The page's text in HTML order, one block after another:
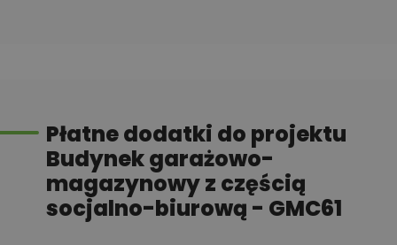
Płatne dodatki do projektu
Budynek garażowo-
magazynowy z częścią
socjalno-biurową - GMC61